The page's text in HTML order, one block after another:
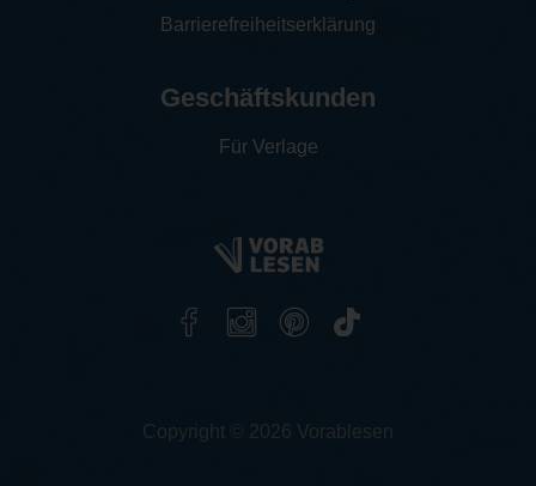
Barrierefreiheitserklärung
Geschäftskunden
Für Verlage
Copyright © 2026 Vorablesen